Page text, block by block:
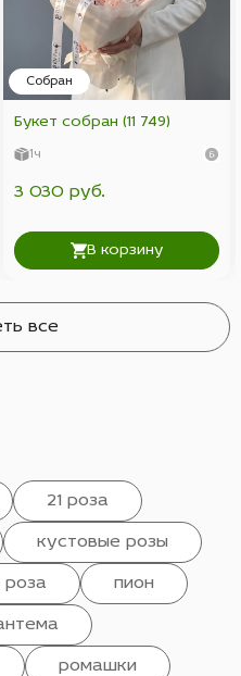
Собран
Букет собран (11 749)
1ч
3 030 руб.
В корзину
все
21 роза
кустовые розы
роза пион
ромашки